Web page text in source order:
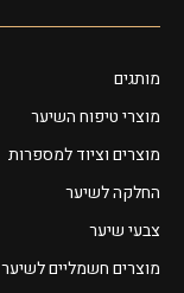
מותגים
מוצרי טיפוח השיער
מוצרים וציוד למספרות
החלקה לשיער
צבעי שיער
מוצרים חשמליים לשיער